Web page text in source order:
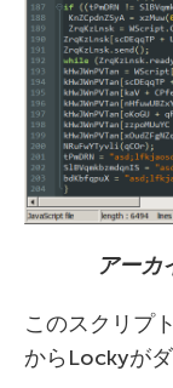
アーカ
このスクリプ
からLockyが